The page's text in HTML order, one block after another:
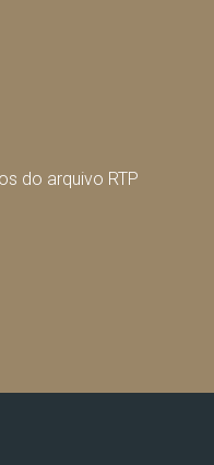
do arquivo RTP